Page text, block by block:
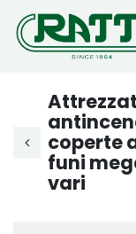
coperte
funi
vari